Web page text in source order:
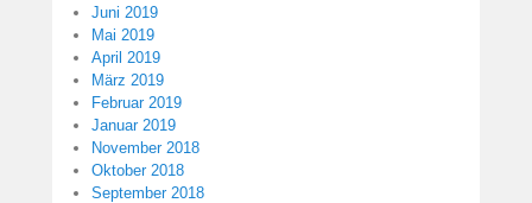
Juni 2019
Mai 2019
April 2019
März 2019
Februar 2019
Januar 2019
November 2018
Oktober 2018
September 2018